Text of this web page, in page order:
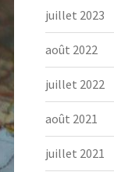
juillet 2023
août 2022
juillet 2022
août 2021
juillet 2021